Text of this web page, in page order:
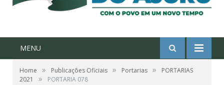
MENU
Home » Publicações Oficiais » Portarias »
PORTARIAS
2021
» PORTARIA 078